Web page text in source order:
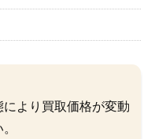
より買取価格が変動